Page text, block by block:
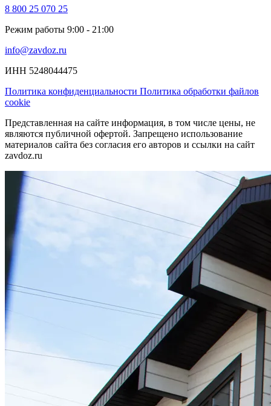
8 800 25 070 25
Режим работы 9:00 - 21:00
info@zavdoz.ru
ИНН 5248044475
Политика конфиденциальности Политика обработки файлов
cookie
Представленная на сайте информация, в том числе цены, не
являются публичной офертой. Запрещено использование
материалов сайта без согласия его авторов и ссылки на сайт
zavdoz.ru